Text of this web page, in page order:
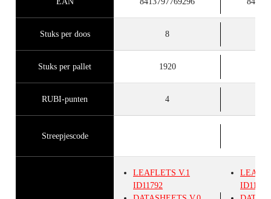
Stuks per doos 8
Stuks per pallet 1920
RUBI-punten 4
Streepjescode
LEAFLETS V.1
ID11792
ID11792